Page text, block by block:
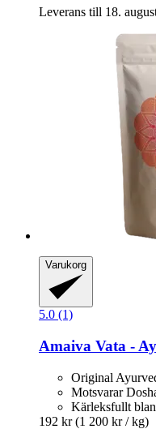
Leverans till 18.
Varukorg
5.0 (1)
Amaiva Vata -​
Original
Motsvarar
Kärleksfullt
192 kr (1 200 kr / kg)